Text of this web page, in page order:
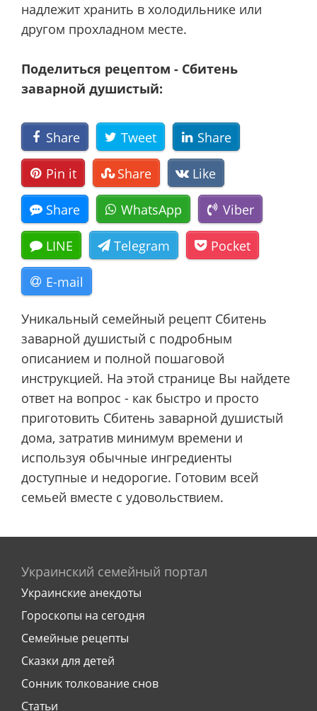
надлежит хранить в холодильнике или
другом прохладном месте.
Поделиться рецептом - Сбитень
заварной душистый:
Share Tweet Share
Pin it Share Like
Share WhatsApp Viber
LINE Telegram Pocket
E-mail
Уникальный семейный рецепт Сбитень
заварной душистый с подробным
описанием и полной пошаговой
инструкцией. На этой странице Вы найдете
ответ на вопрос - как быстро и просто
приготовить Сбитень заварной душистый
дома, затратив минимум времени и
используя обычные ингредиенты
доступные и недорогие. Готовим всей
семьей вместе с удовольствием.
Украинский семейный портал
Украинские анекдоты
Гороскопы на сегодня
Семейные рецепты
Сказки для детей
Сонник толкование снов
Статьи